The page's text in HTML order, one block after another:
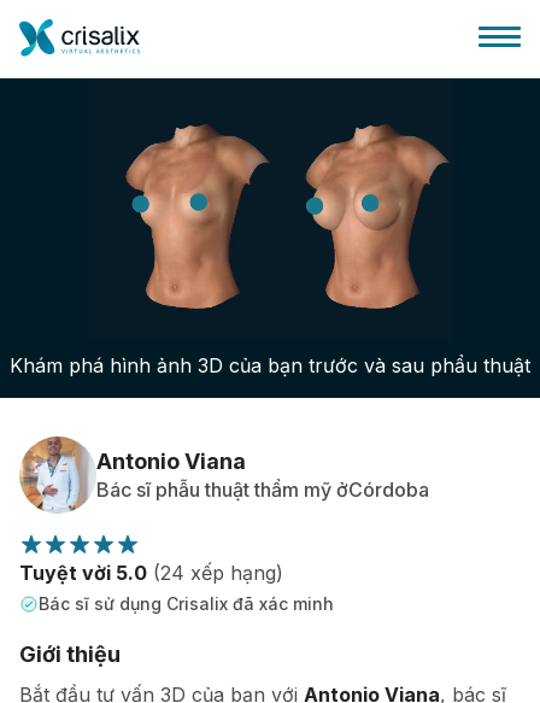
Bác sĩ phẫu thuật
Nền tảng kinh doanh 3D
Gói
Đánh giá của bệnh nhân
Khám phá hình ảnh 3D của bạn trước và sau phẩu thuật
Antonio Viana
Bác sĩ phẫu thuật thẩm mỹ ởCórdoba
Tuyệt vời 5.0 (24 xếp hạng)
Bác sĩ sử dụng Crisalix đã xác minh
Giới thiệu
Bắt đầu tư vấn 3D của bạn với Antonio Viana, bác sĩ